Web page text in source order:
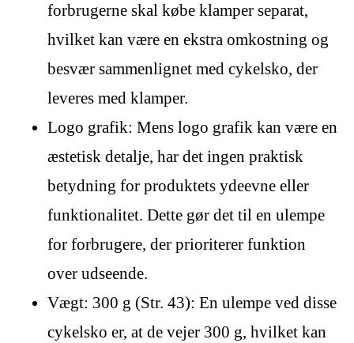
forbrugerne skal købe klamper separat,
hvilket kan være en ekstra omkostning og
besvær sammenlignet med cykelsko, der
leveres med klamper.
Logo grafik: Mens logo grafik kan være en
æstetisk detalje, har det ingen praktisk
betydning for produktets ydeevne eller
funktionalitet. Dette gør det til en ulempe
for forbrugere, der prioriterer funktion
over udseende.
Vægt: 300 g (Str. 43): En ulempe ved disse
cykelsko er, at de vejer 300 g, hvilket kan